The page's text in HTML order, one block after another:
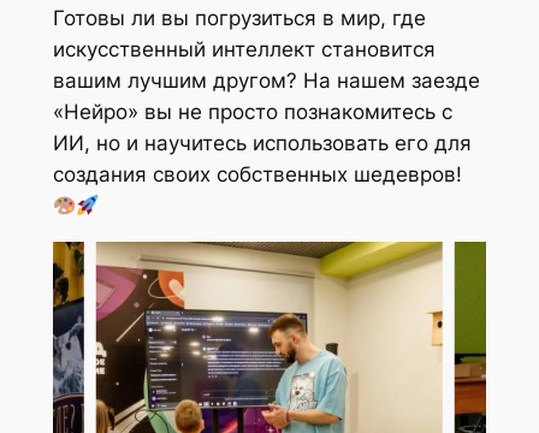
Готовы ли вы погрузиться в мир, где
искусственный интеллект становится
вашим лучшим другом? На нашем заезде
«Нейро» вы не просто познакомитесь с
ИИ, но и научитесь использовать его для
создания своих собственных шедевров!